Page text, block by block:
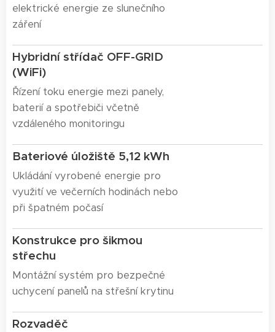
elektrické energie ze slunečního
záření
Hybridní střídač OFF-GRID
(WiFi)
Řízení toku energie mezi panely,
baterií a spotřebiči včetně
vzdáleného monitoringu
Bateriové úložiště 5,12 kWh
Ukládání vyrobené energie pro
využití ve večerních hodinách nebo
při špatném počasí
Konstrukce pro šikmou
střechu
Montážní systém pro bezpečné
uchycení panelů na střešní krytinu
Rozvaděč